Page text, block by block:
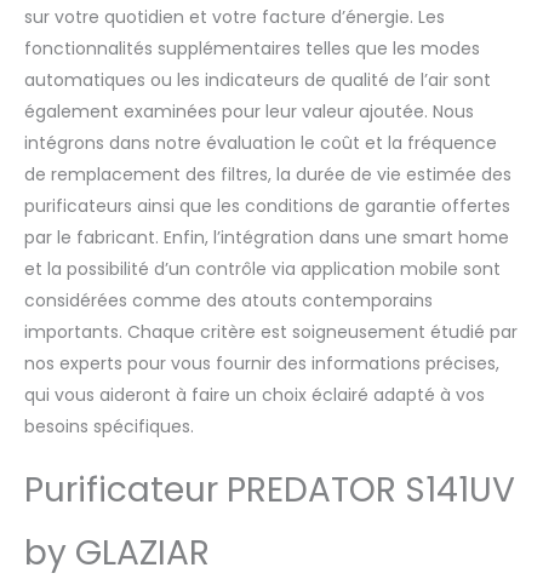
sur votre quotidien et votre facture d’énergie. Les
fonctionnalités supplémentaires telles que les modes
automatiques ou les indicateurs de qualité de l’air sont
également examinées pour leur valeur ajoutée. Nous
intégrons dans notre évaluation le coût et la fréquence
de remplacement des filtres, la durée de vie estimée des
purificateurs ainsi que les conditions de garantie offertes
par le fabricant. Enfin, l’intégration dans une smart home
et la possibilité d’un contrôle via application mobile sont
considérées comme des atouts contemporains
importants. Chaque critère est soigneusement étudié par
nos experts pour vous fournir des informations précises,
qui vous aideront à faire un choix éclairé adapté à vos
besoins spécifiques.
Purificateur PREDATOR S141UV
by GLAZIAR